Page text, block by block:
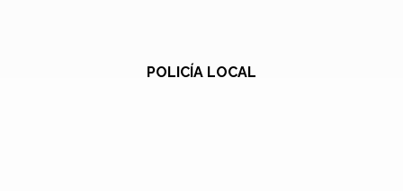
POLICÍA LOCAL